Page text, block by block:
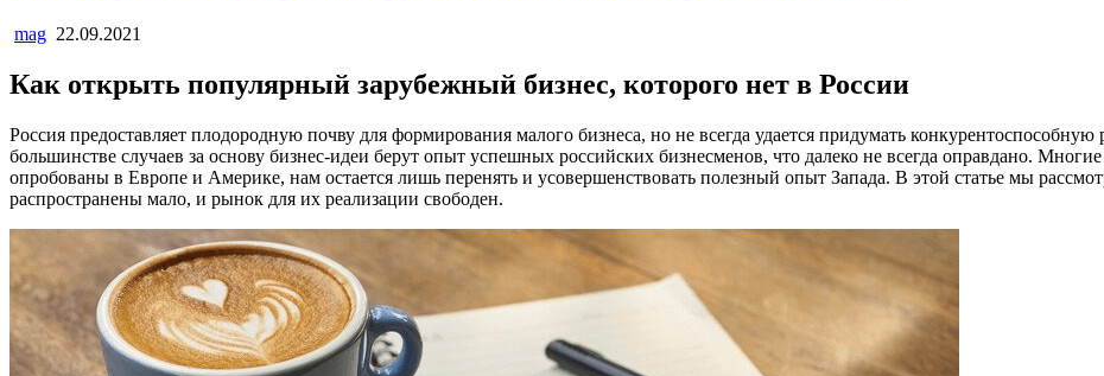
mag 22.09.2021
Как открыть популярный зарубежный бизнес, которого нет в России
Россия предоставляет плодородную почву для формирования малого бизнеса, но не всегда удается придумать
большинстве случаев за основу бизнес-идеи берут опыт успешных российских бизнесменов, что далеко не всегда оправдано.
опробованы в Европе и Америке, нам остается лишь перенять и усовершенствовать полезный опыт Запада. В этой статье мы
распространены мало, и рынок для их реализации свободен.